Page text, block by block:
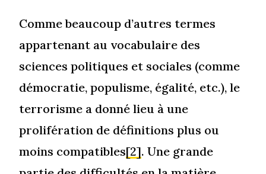
Comme beaucoup d’autres termes
appartenant au vocabulaire des
sciences politiques et sociales (comme
démocratie, populisme, égalité, etc.), le
terrorisme a donné lieu à une
prolifération de définitions plus ou
moins compatibles[2]. Une grande